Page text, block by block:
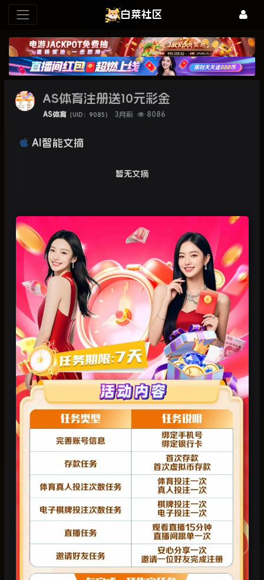
白菜社区
AS体育注册送10元彩金
AS体育 （UID：9085） 3月前 8086
AI智能文摘
暂无文摘